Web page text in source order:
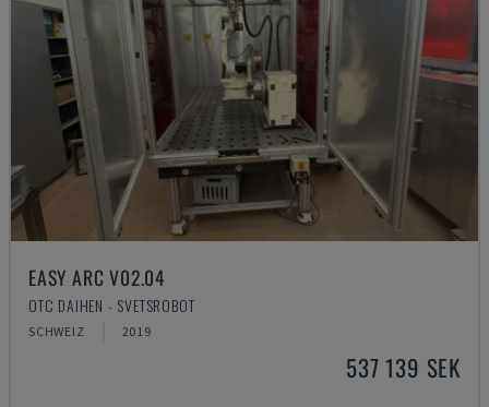
EASY ARC V02.04
OTC DAIHEN - SVETSROBOT
SCHWEIZ 2019
537 139 SEK